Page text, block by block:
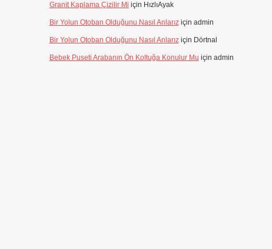
Granit Kaplama Çizilir Mi için HızlıAyak
Bir Yolun Otoban Olduğunu Nasıl Anlarıziçin admin
Bir Yolun Otoban Olduğunu Nasıl Anlarıziçin Dörtnal
Bebek Puseti Arabanın Ön Koltuğa Konulur Mu için admin